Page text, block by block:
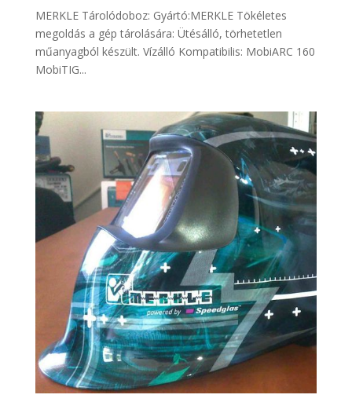
MERKLE Tárolódoboz: Gyártó:MERKLE Tökéletes
megoldás a gép tárolására: Ütésálló, törhetetlen
műanyagból készült. Vízálló Kompatibilis: MobiARC 160
MobiTIG...